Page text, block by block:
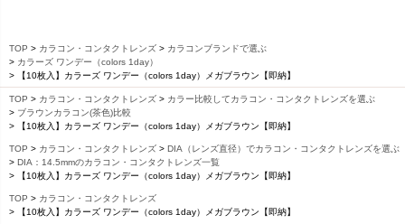
TOP カラコン・コンタクトレンズ
カラコンブランドで選ぶ
カラーズ ワンデー（colors 1day）
【10枚入】カラーズ ワンデー（colors 1day）メガブラウン【即納】
TOP カラコン・コンタクトレンズ
カラー比較してカラコン・コンタクトレンズを選ぶ
ブラウンカラコン(茶色)比較
【10枚入】カラーズ ワンデー（colors 1day）メガブラウン【即納】
TOP カラコン・コンタクトレンズ
DIA（レンズ直径）でカラコン・コンタクトレンズを選ぶ
DIA：14.5mmのカラコン・コンタクトレンズ一覧
【10枚入】カラーズ ワンデー（colors 1day）メガブラウン【即納】
TOP
カラコン・コンタクトレンズ
【10枚入】カラーズ ワンデー（colors 1day）メガブラウン【即納】